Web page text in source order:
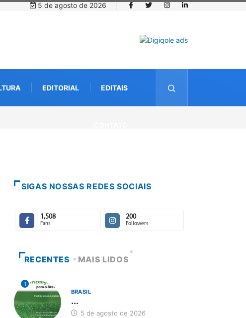
5 de agosto de 2026
EDITORIAL EDITAIS
com startup da Amazônia
SIGAS NOSSAS REDES SOCIAIS
1,508
Fans
200
Followers
RECENTES MAIS LIDOS
1
BRASIL
...
5 de agosto de 2026